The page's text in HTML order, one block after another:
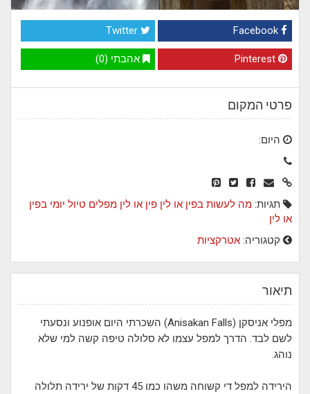
Twitter
אהבתי (0)
פרטי המקום
היום:
תגיות: מה לעשות בפין או לין פין או לין מפלים טיול יומי בפין
או לין
קטגוריה: אטרקציות
תיאור
מפלי אניסקן (Anisakan Falls) השכרתי היום אופנוע ונסעתי
לשם לבד. הדרך למפל עצמו לא סלולה טיפה קשה למי שלא
נוהג.
הירידה למפל די קשוחה משהו כמו 45 דקות של ירידה תלולה